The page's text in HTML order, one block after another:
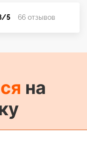
5 66 отзывов
на